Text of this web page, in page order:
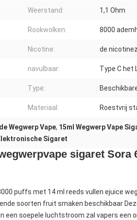
Weerstand: 1,1 Ohm
Rookwolken: 8000
Nicotine: de
navulbaar: Type C het
Type:
Materiaal: Roestvrij
Wegwerp Vape, 15ml Wegwerp Vape
Sigaret
sigaret Sora
puffs met 14 ml reeds vullen ejuice
soorten fruit smaken beschikbaar
een soepele luchtstroom zal vapers een